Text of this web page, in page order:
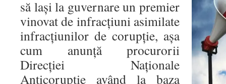
să lași la guvernare un premier
vinovat de infracțiuni asimilate
infracțiunilor de corupție, așa
cum anunță procurorii
Direcției Naționale
Anticorupție având la baza